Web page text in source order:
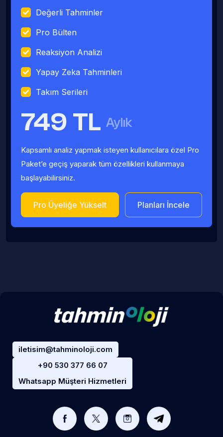
Değerli Tahminler
Pro Bülten
Reaksiyon Analizi
Yapay Zeka Tahminleri
Takım Serileri
749 TL Aylık
Kapsamlı analiz yapmak isteyen kullanıcılara özel Pro
Paket’e geçiş yaparak tüm özellikleri kullanmaya
başlayabilirsiniz.
Pro Üyeliğe Yükselt Planları İncele
iletisim@tahminoloji.com
+90 530 377 66 07
Whatsapp Müşteri Hizmetleri